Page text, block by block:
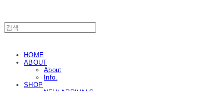
HOME
ABOUT
About
Info.
SHOP